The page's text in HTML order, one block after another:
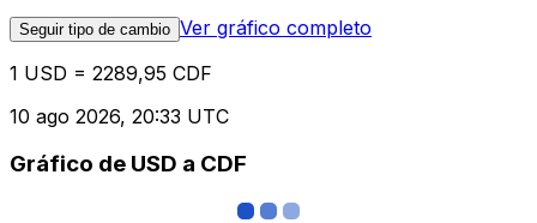
Seguir tipo de cambio Ver gráfico completo
1 USD = 2289,95 CDF
10 ago 2026, 20:33 UTC
Gráfico de USD a CDF